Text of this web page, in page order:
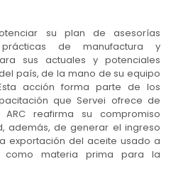
su plan de asesorías
de manufactura y
sus actuales y potenciales
país, de la mano de su equipo
acción forma parte de los
que Servei ofrece de
reafirma su compromiso
además, de generar el ingreso
exportación del aceite usado a
como materia prima para la